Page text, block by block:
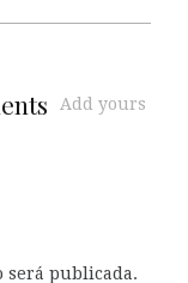
Add yours
será publicada.